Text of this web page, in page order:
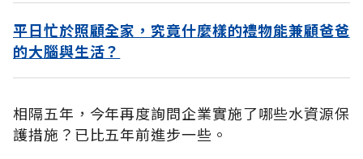
平日忙於照顧全家，究竟什麼樣的禮物能兼顧爸爸
的大腦與生活？
相隔五年，今年再度詢問企業實施了哪些水資源保
護措施？已比五年前進步一些。